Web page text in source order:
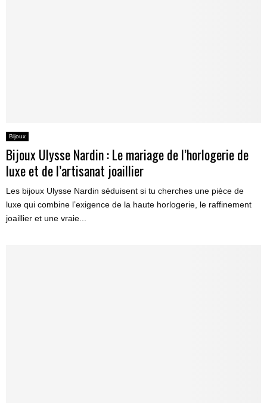
Bijoux
Bijoux Ulysse Nardin : Le mariage de l’horlogerie de
luxe et de l’artisanat joaillier
Les bijoux Ulysse Nardin séduisent si tu cherches une pièce de
luxe qui combine l’exigence de la haute horlogerie, le raffinement
joaillier et une vraie...